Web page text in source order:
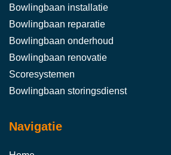
Bowlingbaan installatie
Bowlingbaan reparatie
Bowlingbaan onderhoud
Bowlingbaan renovatie
Scoresystemen
Bowlingbaan storingsdienst
Navigatie